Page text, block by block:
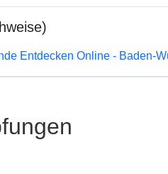
Entdecken Online - Baden-